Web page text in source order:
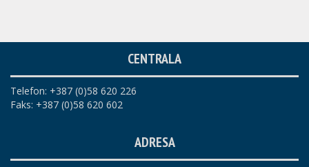
CENTRALA
Telefon: +387 (0)58 620 226
Faks: +387 (0)58 620 602
ADRESA